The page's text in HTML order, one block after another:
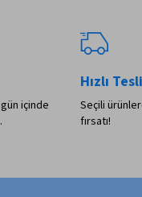
içinde
Hızlı
Seçili
fırsatı!